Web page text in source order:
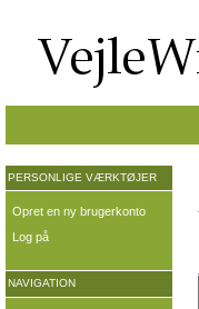
PERSONLIGE VÆRKTØJER
Opret en ny brugerkonto
Log på
NAVIGATION